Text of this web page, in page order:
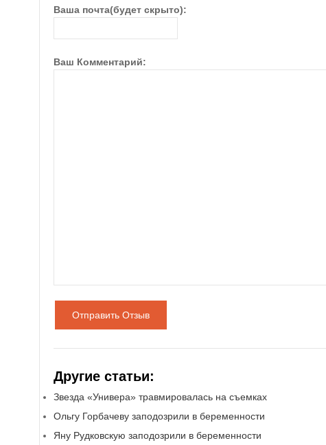
Ваша почта(будет скрыто):
Ваш Комментарий:
Отправить Отзыв
Другие статьи:
Звезда «Универа» травмировалась на съемках
Ольгу Горбачеву заподозрили в беременности
Яну Рудковскую заподозрили в беременности